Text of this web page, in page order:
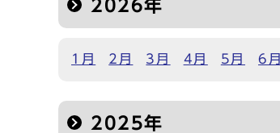
2026年
1月 2月 3月 4月 5月 6月
2025年